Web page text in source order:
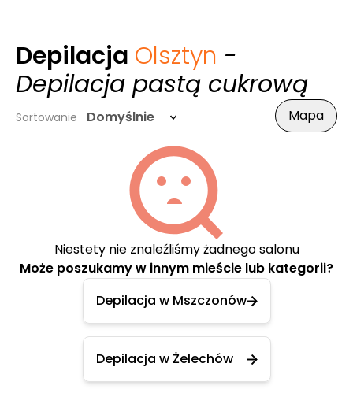
Depilacja Olsztyn -
Depilacja pastą cukrową
Sortowanie Domyślnie Mapa
Niestety nie znaleźliśmy żadnego salonu
Może poszukamy w innym mieście lub kategorii?
Depilacja w Mszczonów
Depilacja w Żelechów